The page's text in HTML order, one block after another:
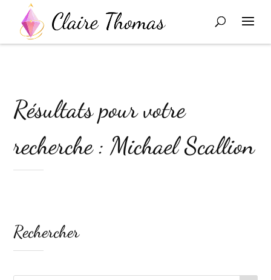
Résultats pour votre
recherche : Michael Scallion
Rechercher